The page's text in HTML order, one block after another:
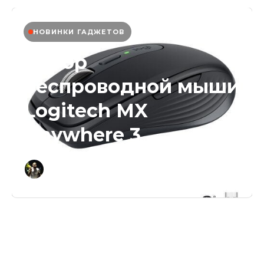
НОВИНКИ ГАДЖЕТОВ
Обзор
беспроводной мыши
Logitech MX
Anywhere 3